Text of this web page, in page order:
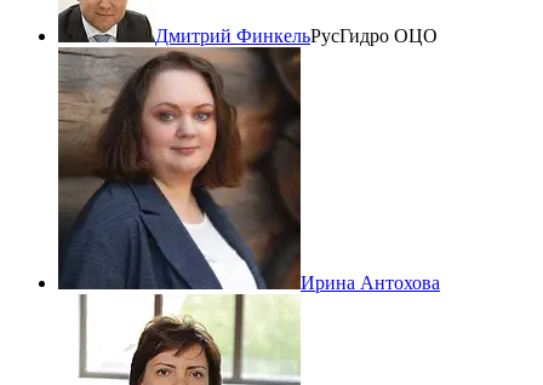
Дмитрий ФинкельРусГидро ОЦО
Ирина Антохова